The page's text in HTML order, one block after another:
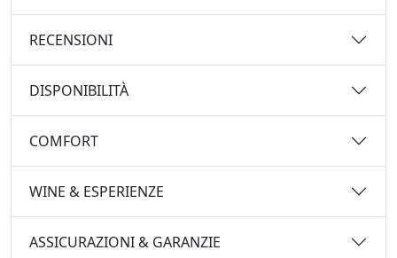
RECENSIONI
DISPONIBILITÀ
COMFORT
WINE & ESPERIENZE
ASSICURAZIONI & GARANZIE